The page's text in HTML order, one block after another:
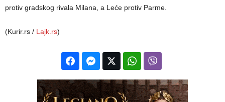
protiv gradskog rivala Milana, a Leće protiv Parme.
(Kurir.rs / Lajk.rs)